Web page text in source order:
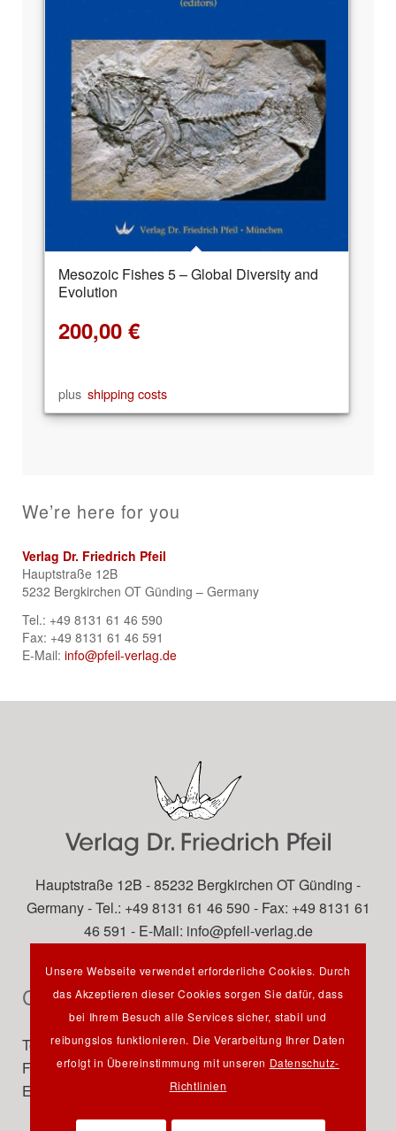
Mesozoic Fishes 5 – Global Diversity and
Evolution
200,00 €
plus shipping costs
We’re here for you
Verlag Dr. Friedrich Pfeil
Hauptstraße 12B
5232 Bergkirchen OT Günding – Germany
Tel.: +49 8131 61 46 590
Fax: +49 8131 61 46 591
E-Mail: info@pfeil-verlag.de
Hauptstraße 12B - 85232 Bergkirchen OT Günding -
Germany - Tel.: +49 8131 61 46 590 - Fax: +49 8131 61
46 591 - E-Mail: info@pfeil-verlag.de
Contact
Tel.: +49 89 742827-0
Fax: +49 89 7242772
E-Mail:
info@pfeil-verlag.de
Unsere Webseite verwendet erforderliche Cookies. Durch
das Akzeptieren dieser Cookies sorgen Sie dafür, dass
bei Ihrem Besuch alle Services sicher, stabil und
reibungslos funktionieren. Die Verarbeitung Ihrer Daten
erfolgt in Übereinstimmung mit unseren Datenschutz-
Richtlinien